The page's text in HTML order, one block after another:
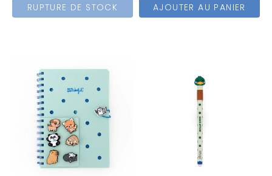
RUPTURE DE STOCK AJOUTER AU PANIER